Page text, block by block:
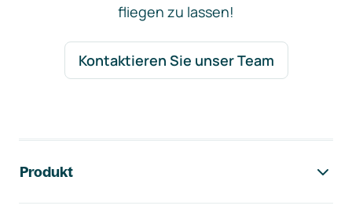
fliegen zu lassen!
Kontaktieren Sie unser Team
Produkt